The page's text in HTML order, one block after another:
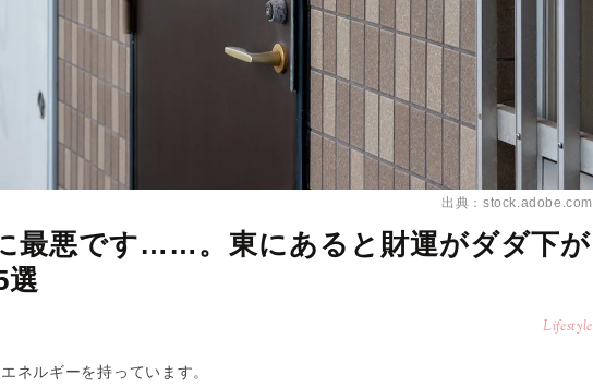
出典：stock.adobe.com
最悪です……。東にあると財運がダダ下が
選
Lifestyle
ネルギーを持っています。